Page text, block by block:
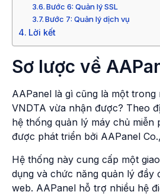
Bước 6: Quản lý SSL
Bước 7: Quản lý dịch vụ
Lời kết
Sơ lược về
AAPanel là gì cũng là một
VNDTA vừa nhận được? Theo
hệ thống quản lý máy chủ miễn
được phát triển bởi AAPanel
Hệ thống này cung cấp một
dụng và chức năng quản lý đầy
web. AAPanel hỗ trợ nhiều hệ